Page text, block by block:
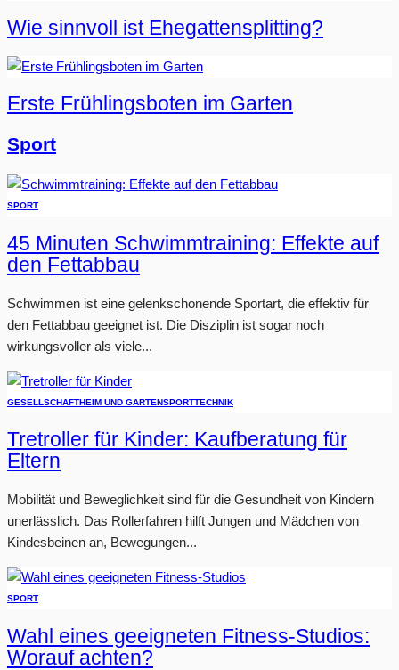
Wie sinnvoll ist Ehegattensplitting?
Erste Frühlingsboten im Garten
Sport
SPORT
45 Minuten Schwimmtraining: Effekte auf
den Fettabbau
Schwimmen ist eine gelenkschonende Sportart, die effektiv für
den Fettabbau geeignet ist. Die Disziplin ist sogar noch
wirkungsvoller als viele...
GESELLSCHAFTHEIM UND GARTENSPORTTECHNIK
Tretroller für Kinder: Kaufberatung für
Eltern
Mobilität und Beweglichkeit sind für die Gesundheit von Kindern
unerlässlich. Das Rollerfahren hilft Jungen und Mädchen von
Kindesbeinen an, Bewegungen...
SPORT
Wahl eines geeigneten Fitness-Studios:
Worauf achten?